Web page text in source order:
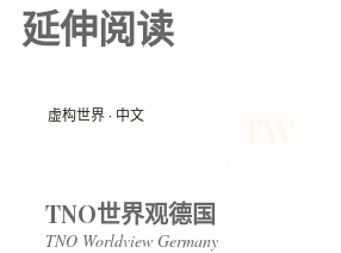
延伸阅读
虚构世界 · 中文
TNO世界观德国
TNO Worldview Germany